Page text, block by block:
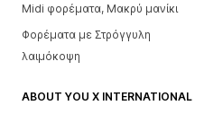
Midi φορέματα, Μακρύ μανίκι
Φορέματα με Στρόγγυλη
λαιμόκοψη
ABOUT YOU X INTERNATIONAL